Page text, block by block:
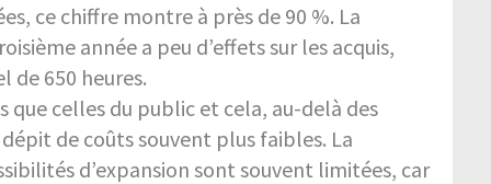
ce chiffre montre à près de 90 %. La
année a peu d’effets sur les acquis,
de 650 heures.
celles du public et cela, au-delà des
de coûts souvent plus faibles. La
d’expansion sont souvent limitées, car